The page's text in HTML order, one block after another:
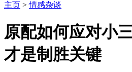
主页 >情感杂谈
原配如何应对小
才是制胜关键